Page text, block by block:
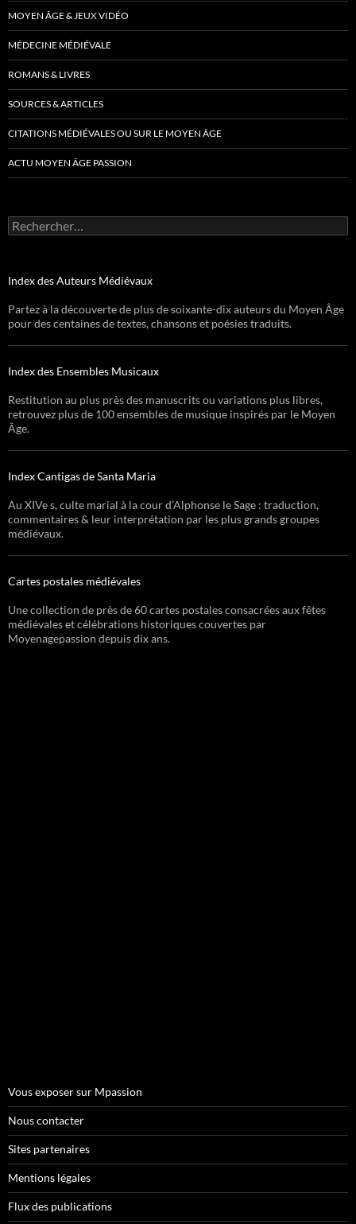
MOYEN ÂGE & JEUX VIDÉO
MÉDECINE MÉDIÉVALE
ROMANS & LIVRES
SOURCES & ARTICLES
CITATIONS MÉDIÉVALES OU SUR LE MOYEN ÂGE
ACTU MOYEN ÂGE PASSION
Rechercher :
Index des Auteurs Médiévaux
Partez à la découverte de plus de soixante-dix auteurs du Moyen Âge
pour des centaines de textes, chansons et poésies traduits.
Index des Ensembles Musicaux
Restitution au plus près des manuscrits ou variations plus libres,
retrouvez plus de 100 ensembles de musique inspirés par le Moyen
Âge.
Index Cantigas de Santa Maria
Au XIVe s, culte marial à la cour d’Alphonse le Sage : traduction,
commentaires & leur interprétation par les plus grands groupes
médiévaux.
Cartes postales médiévales
Une collection de près de 60 cartes postales consacrées aux fêtes
médiévales et célébrations historiques couvertes par
Moyenagepassion depuis dix ans.
Vous exposer sur Mpassion
Nous contacter
Sites partenaires
Mentions légales
Flux des publications